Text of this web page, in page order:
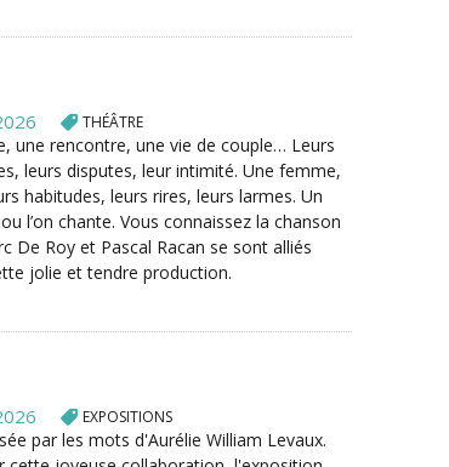
THÉÂTRE
une rencontre, une vie de couple… Leurs
leurs disputes, leur intimité. Une femme,
habitudes, leurs rires, leurs larmes. Un
l’on chante. Vous connaissez la chanson
De Roy et Pascal Racan se sont alliés
jolie et tendre production.
EXPOSITIONS
par les mots d'Aurélie William Levaux.